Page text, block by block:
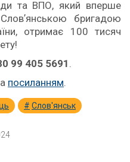
та ВПО, який вперше
бригадою
отримає 100 тисяч
99 405 5691 .
посиланням.
Слов'янськ